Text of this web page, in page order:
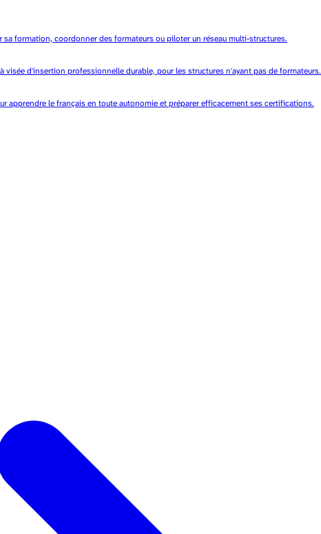
sa formation, coordonner des formateurs ou piloter un réseau multi-structures.
visée d'insertion professionnelle durable, pour les structures n'ayant pas de formateurs.
apprendre le français en toute autonomie et préparer efficacement ses certifications.